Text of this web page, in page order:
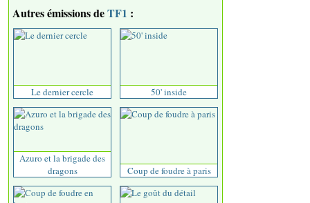
Autres émissions deTF1 :
Le dernier cercle 50' inside
Azuro et la brigade des
dragons
Coup de foudre à paris